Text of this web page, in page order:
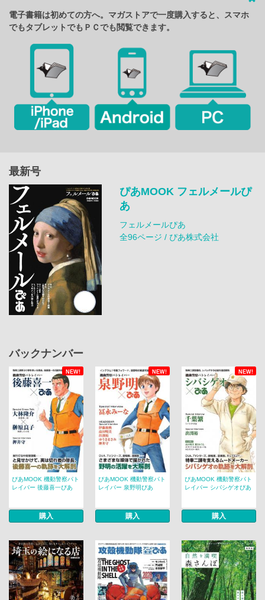
電子書籍は初めての方へ。マガストアで一度購入すると、スマホ
でもタブレットでもＰＣでも閲覧できます。
最新号
ぴあMOOK フェルメールぴ
あ
フェルメールぴあ
全96ページ / ぴあ株式会社
バックナンバー
NEW! NEW! NEW!
ぴあMOOK 機動警察パト
レイバー 後藤喜一ぴあ
購入
ぴあMOOK 機動警察パト
レイバー 泉野明ぴあ
購入
ぴあMOOK 機動警察パト
レイバー シバシゲオぴあ
購入